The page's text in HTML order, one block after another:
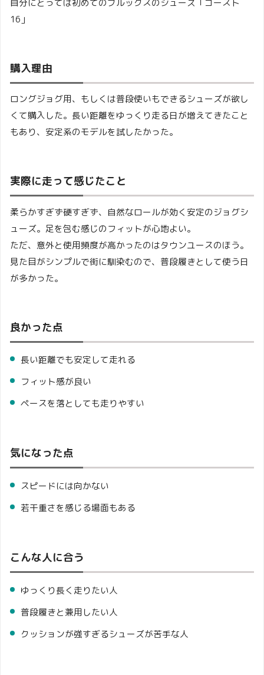
自分にとっては初めてのブルックスのシューズ「ゴースト
16」
購入理由
ロングジョグ用、もしくは普段使いもできるシューズが欲し
くて購入した。長い距離をゆっくり走る日が増えてきたこと
もあり、安定系のモデルを試したかった。
実際に走って感じたこと
柔らかすぎず硬すぎず、自然なロールが効く安定のジョグシ
ューズ。足を包む感じのフィットが心地よい。
ただ、意外と使用頻度が高かったのはタウンユースのほう。
見た目がシンプルで街に馴染むので、普段履きとして使う日
が多かった。
良かった点
長い距離でも安定して走れる
フィット感が良い
ペースを落としても走りやすい
気になった点
スピードには向かない
若干重さを感じる場面もある
こんな人に合う
ゆっくり長く走りたい人
普段履きと兼用したい人
クッションが強すぎるシューズが苦手な人